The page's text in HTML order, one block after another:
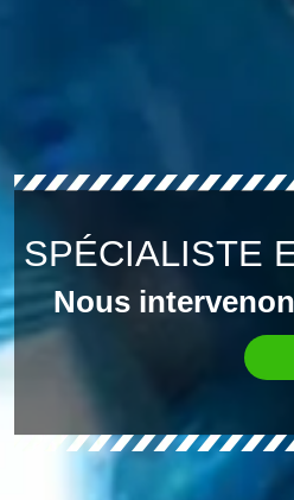
SPÉCIALISTE
Nous